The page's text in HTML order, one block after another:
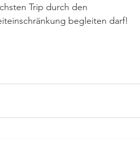
Trip durch den
begleiten darf!